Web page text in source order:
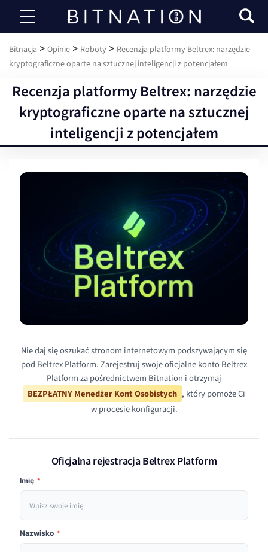
Bitnacja
Bitnacja > Opinie > Roboty > Recenzja platformy Beltrex: narzędzie
kryptograficzne oparte na sztucznej inteligencji z potencjałem
Recenzja platformy Beltrex: narzędzie
kryptograficzne oparte na sztucznej
inteligencji z potencjałem
Nie daj się oszukać stronom internetowym podszywającym się
pod Beltrex Platform. Zarejestruj swoje oficjalne konto Beltrex
Platform za pośrednictwem Bitnation i otrzymaj
BEZPŁATNY Menedżer Kont Osobistych , który pomoże Ci
w procesie konfiguracji.
Oficjalna rejestracja Beltrex Platform
Imię *
Nazwisko *